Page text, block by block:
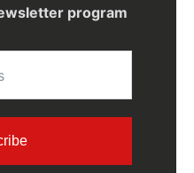
program